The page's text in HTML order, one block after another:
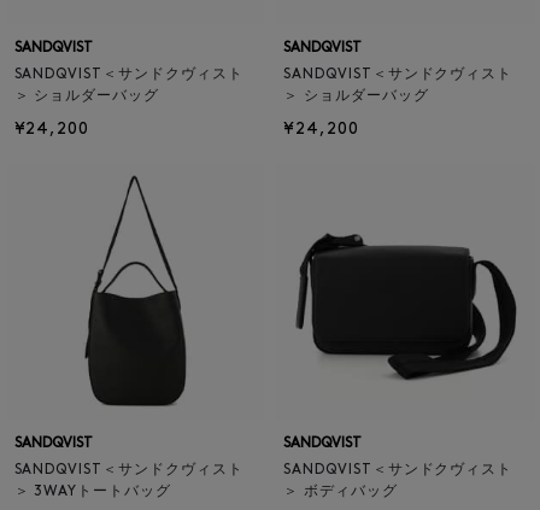
SANDQVIST
SANDQVIST＜サンドクヴィスト
＞ ショルダーバッグ
¥24,200
SANDQVIST
SANDQVIST＜サンドクヴィスト
＞ ショルダーバッグ
¥24,200
SANDQVIST
SANDQVIST＜サンドクヴィスト
＞ 3WAYトートバッグ
SANDQVIST
SANDQVIST＜サンドクヴィスト
＞ ボディバッグ